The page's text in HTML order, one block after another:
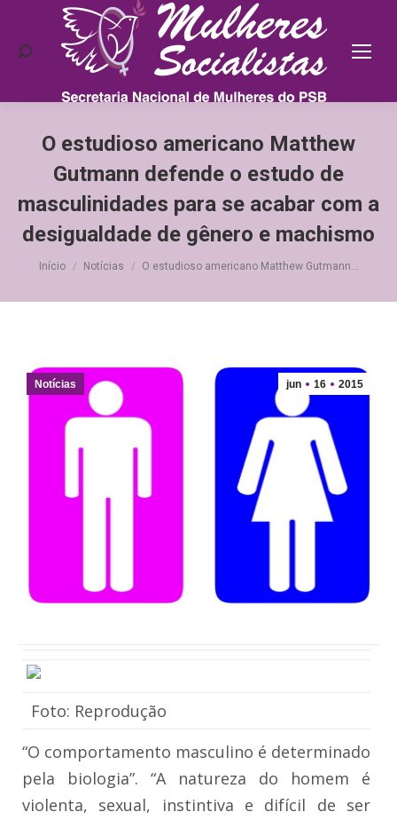
Search:
O estudioso americano Matthew
Gutmann defende o estudo de
masculinidades para se acabar com a
desigualdade de gênero e machismo
Você está aqui:
Início Notícias O estudioso americano Matthew Gutmann…
jun 16 2015
Notícias
Foto: Reprodução
“O comportamento masculino é determinado
pela biologia”. “A natureza do homem é
violenta, sexual, instintiva e difícil de ser